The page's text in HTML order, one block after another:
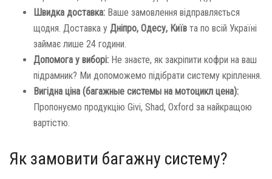
Швидка доставка: Ваше замовлення відправляється
щодня. Доставка у Дніпро, Одесу, Київ та по всій Україні
займає лише 24 години.
Допомога у виборі: Не знаєте, як закріпити кофри на ваш
підрамник? Ми допоможемо підібрати систему кріплення.
Вигідна ціна (багажные системы на мотоцикл цена):
Пропонуємо продукцію Givi, Shad, Oxford за найкращою
вартістю.
Як замовити багажну систему?